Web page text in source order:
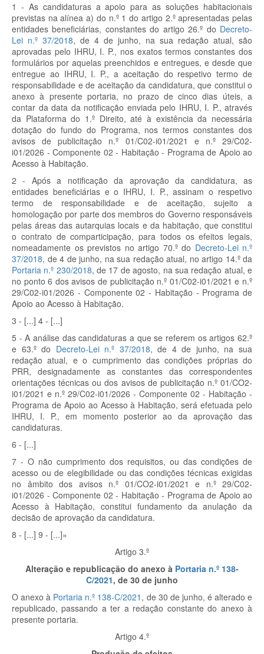
1 - As candidaturas a apoio para as soluções habitacionais
previstas na alínea a) do n.º 1 do artigo 2.º apresentadas pelas
entidades beneficiárias, constantes do artigo 26.º do Decreto-
Lei n.º 37/2018, de 4 de junho, na sua redação atual, são
aprovadas pelo IHRU, I. P., nos exatos termos constantes dos
formulários por aquelas preenchidos e entregues, e desde que
entregue ao IHRU, I. P., a aceitação do respetivo termo de
responsabilidade e de aceitação da candidatura, que constitui o
anexo à presente portaria, no prazo de cinco dias úteis, a
contar da data da notificação enviada pelo IHRU, I. P., através
da Plataforma do 1.º Direito, até à existência da necessária
dotação do fundo do Programa, nos termos constantes dos
avisos de publicitação n.º 01/C02-i01/2021 e n.º 29/C02-
i01/2026 - Componente 02 - Habitação - Programa de Apoio ao
Acesso à Habitação.
2 - Após a notificação da aprovação da candidatura, as
entidades beneficiárias e o IHRU, I. P., assinam o respetivo
termo de responsabilidade e de aceitação, sujeito a
homologação por parte dos membros do Governo responsáveis
pelas áreas das autarquias locais e da habitação, que constitui
o contrato de comparticipação, para todos os efeitos legais,
nomeadamente os previstos no artigo 70.º do Decreto-Lei n.º
37/2018, de 4 de junho, na sua redação atual, no artigo 14.º da
Portaria n.º 230/2018, de 17 de agosto, na sua redação atual, e
no ponto 6 dos avisos de publicitação n.º 01/C02-i01/2021 e n.º
29/C02-i01/2026 - Componente 02 - Habitação - Programa de
Apoio ao Acesso à Habitação.
3 - [...] 4 - [...]
5 - A análise das candidaturas a que se referem os artigos 62.º
e 63.º do Decreto-Lei n.º 37/2018, de 4 de junho, na sua
redação atual, e o cumprimento das condições próprias do
PRR, designadamente as constantes das correspondentes
orientações técnicas ou dos avisos de publicitação n.º 01/CO2-
i01/2021 e n.º 29/C02-i01/2026 - Componente 02 - Habitação -
Programa de Apoio ao Acesso à Habitação, será efetuada pelo
IHRU, I. P., em momento posterior ao da aprovação das
candidaturas.
6 - [...]
7 - O não cumprimento dos requisitos, ou das condições de
acesso ou de elegibilidade ou das condições técnicas exigidas
no âmbito dos avisos n.º 01/CO2-i01/2021 e n.º 29/C02-
i01/2026 - Componente 02 - Habitação - Programa de Apoio ao
Acesso à Habitação, constitui fundamento da anulação da
decisão de aprovação da candidatura.
8 - [...] 9 - [...]»
Artigo 3.º
Alteração e republicação do anexo à Portaria n.º 138-
C/2021, de 30 de junho
O anexo à Portaria n.º 138-C/2021 , de 30 de junho, é alterado e
republicado, passando a ter a redação constante do anexo à
presente portaria.
Artigo 4.º